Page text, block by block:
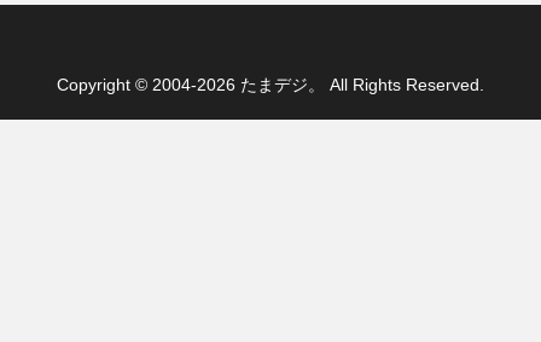
Copyright © 2004-2026 たまデジ。 All Rights Reserved.